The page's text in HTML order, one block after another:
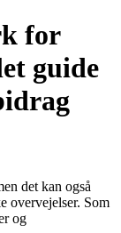
for
guide
det kan også
overvejelser. Som
og